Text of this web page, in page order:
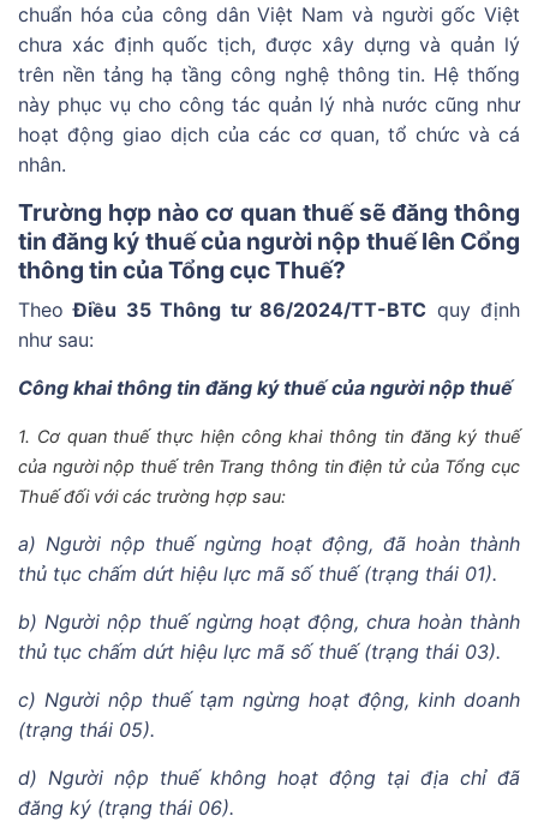
chuẩn hóa của công dân Việt Nam và người gốc Việt
chưa xác định quốc tịch, được xây dựng và quản lý
trên nền tảng hạ tầng công nghệ thông tin. Hệ thống
này phục vụ cho công tác quản lý nhà nước cũng như
hoạt động giao dịch của các cơ quan, tổ chức và cá
nhân.
Trường hợp nào cơ quan thuế sẽ đăng thông
tin đăng ký thuế của người nộp thuế lên Cổng
thông tin của Tổng cục Thuế?
TheoĐiều 35 Thông tư 86/2024/TT-BTC quy định
như sau:
Công khai thông tin đăng ký thuế của người nộp thuế
1. Cơ quan thuế thực hiện công khai thông tin đăng ký thuế
của người nộp thuế trên Trang thông tin điện tử của Tổng cục
Thuế đối với các trường hợp sau:
a) Người nộp thuế ngừng hoạt động, đã hoàn thành
thủ tục chấm dứt hiệu lực mã số thuế (trạng thái 01).
b) Người nộp thuế ngừng hoạt động, chưa hoàn thành
thủ tục chấm dứt hiệu lực mã số thuế (trạng thái 03).
c) Người nộp thuế tạm ngừng hoạt động, kinh doanh
(trạng thái 05).
d) Người nộp thuế không hoạt động tại địa chỉ đã
đăng ký (trạng thái 06).